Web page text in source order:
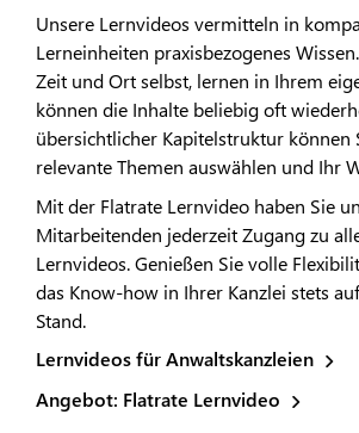
Unsere Lernvideos vermitteln in
Lerneinheiten praxisbezogenes
Zeit und Ort selbst, lernen in Ihrem
können die Inhalte beliebig oft
übersichtlicher Kapitelstruktur können
relevante Themen auswählen und Ihr
Mit der Flatrate Lernvideo haben Sie
Mitarbeitenden jederzeit Zugang zu
Lernvideos. Genießen Sie volle
das Know-how in Ihrer Kanzlei stets
Stand.
Lernvideos für Anwaltskanzleien
Angebot: Flatrate Lernvideo